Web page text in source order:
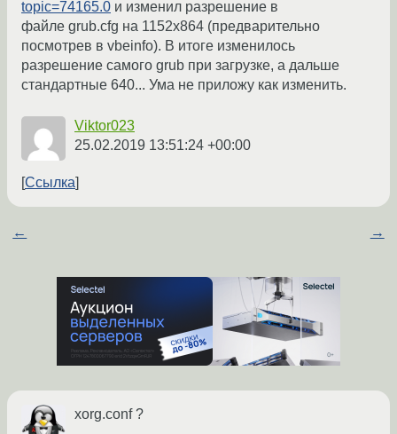
topic=74165.0 и изменил разрешение в
файле grub.cfg на 1152х864 (предварительно
посмотрев в vbeinfo). В итоге изменилось
разрешение самого grub при загрузке, а дальше
стандартные 640... Ума не приложу как изменить.
Viktor023
25.02.2019 13:51:24 +00:00
Ссылка
← →
xorg.conf ?